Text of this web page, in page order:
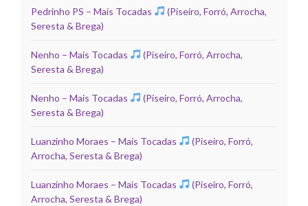
Pedrinho PS – Mais Tocadas
(Piseiro, Forró, Arrocha,
Seresta & Brega)
Nenho – Mais Tocadas
(Piseiro, Forró, Arrocha,
Seresta & Brega)
Nenho – Mais Tocadas
(Piseiro, Forró, Arrocha,
Seresta & Brega)
Luanzinho Moraes – Mais Tocadas
(Piseiro, Forró,
Arrocha, Seresta & Brega)
Luanzinho Moraes – Mais Tocadas
(Piseiro, Forró,
Arrocha, Seresta & Brega)